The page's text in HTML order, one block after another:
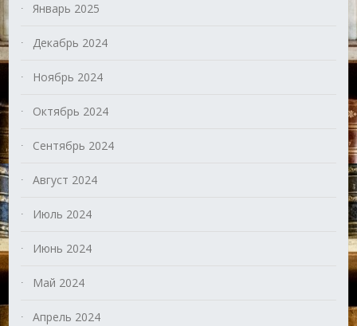
Январь 2025
Декабрь 2024
Ноябрь 2024
Октябрь 2024
Сентябрь 2024
Август 2024
Июль 2024
Июнь 2024
Май 2024
Апрель 2024